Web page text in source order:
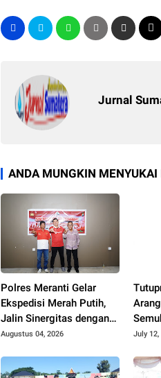
Jurnal
ANDA MUNGKIN
Polres Meranti Gelar
Ekspedisi Merah Putih,
Jalin Sinergitas dengan
Pers, Komunitas dan
Augustus 04, 2026
Mata
July 12,